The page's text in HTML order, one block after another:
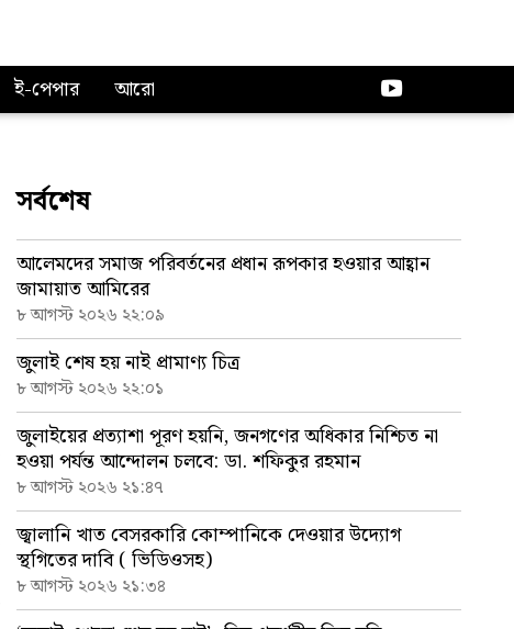
ই-পেপার আরো
সর্বশেষ
আলেমদের সমাজ পরিবর্তনের প্রধান রূপকার হওয়ার আহ্বান
জামায়াত আমিরের
৮ আগস্ট ২০২৬ ২২:০৯
জুলাই শেষ হয় নাই প্রামাণ্য চিত্র
৮ আগস্ট ২০২৬ ২২:০১
জুলাইয়ের প্রত্যাশা পূরণ হয়নি, জনগণের অধিকার নিশ্চিত না
হওয়া পর্যন্ত আন্দোলন চলবে: ডা. শফিকুর রহমান
৮ আগস্ট ২০২৬ ২১:৪৭
জ্বালানি খাত বেসরকারি কোম্পানিকে দেওয়ার উদ্যোগ
স্থগিতের দাবি ( ভিডিওসহ)
৮ আগস্ট ২০২৬ ২১:৩৪